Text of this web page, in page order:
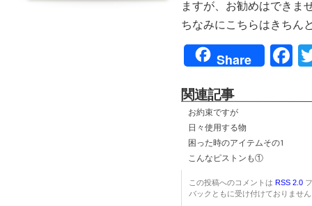
ますが、お勧めはできま
ちなみにこちらはきちん
Share
関連記事
お約束ですが
日々使用する物
困った時のアイテムその1
こんなピストンも①
この投稿へのコメントはRSS 2.0
バックともに受け付けておりませ